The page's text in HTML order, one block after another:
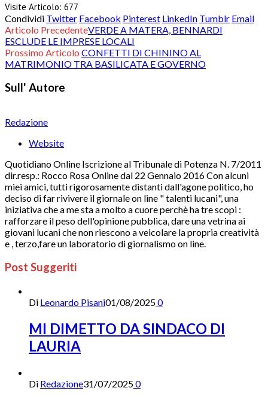
Visite Articolo: 677
Condividi Twitter Facebook Pinterest LinkedIn Tumblr Email
Articolo PrecedenteVERDE A MATERA, BENNARDI
ESCLUDE LE IMPRESE LOCALI
Prossimo Articolo CONFETTI DI CHININO AL
MATRIMONIO TRA BASILICATA E GOVERNO
Sull' Autore
Redazione
Website
Quotidiano Online Iscrizione al Tribunale di Potenza N. 7/2011
dir.resp.: Rocco Rosa Online dal 22 Gennaio 2016 Con alcuni
miei amici, tutti rigorosamente distanti dall'agone politico, ho
deciso di far rivivere il giornale on line " talenti lucani", una
iniziativa che a me sta a molto a cuore perchè ha tre scopi :
rafforzare il peso dell'opinione pubblica, dare una vetrina ai
giovani lucani che non riescono a veicolare la propria creatività
e , terzo,fare un laboratorio di giornalismo on line.
Post Suggeriti
Di Leonardo Pisani01/08/20250
MI DIMETTO DA SINDACO DI
LAURIA
Di Redazione31/07/20250